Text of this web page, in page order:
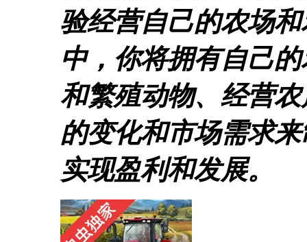
验经营自己的农场
中，你将拥有自己
和繁殖动物、经营
的变化和市场需求
实现盈利和发展。